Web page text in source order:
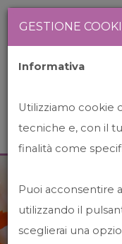
GESTIONE
Informativa
Utilizziamo cookie
tecniche e, con il
finalità come
Puoi acconsentire
utilizzando il
sceglierai una